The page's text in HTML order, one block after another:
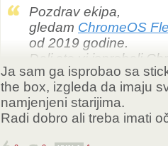
Pozdrav ekipa,
gledam ChromeOS
od 2019 godine.
Dali ste vi isprobali
Koristite li ga na
trećem.
Ja sam ga isprobao sa
the box, izgleda da imaju
namjenjeni starijima.
Radi dobro ali treba imati